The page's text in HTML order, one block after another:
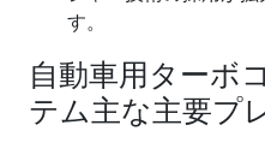
す。
自動車用ターボ
テム主な主要プ